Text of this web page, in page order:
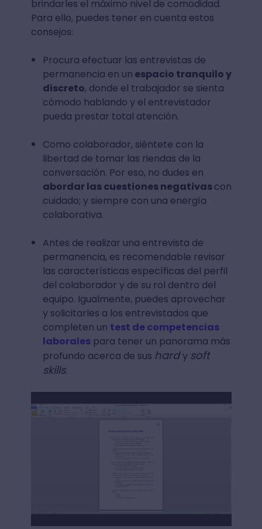
brindarles el máximo nivel de comodidad.
Para ello, puedes tener en cuenta estos
consejos:
Procura efectuar las entrevistas de
permanencia en un espacio tranquilo y
discreto, donde el trabajador se sienta
cómodo hablando y el entrevistador
pueda prestar total atención.
Como colaborador, siéntete con la
libertad de tomar las riendas de la
conversación. Por eso, no dudes en
abordar las cuestiones negativascon
cuidado; y siempre con una energía
colaborativa.
Antes de realizar una entrevista de
permanencia, es recomendable revisar
las características específicas del perfil
del colaborador y de su rol dentro del
equipo. Igualmente, puedes aprovechar
y solicitarles a los entrevistados que
completen un test de competencias
laboralespara tener un panorama más
profundo acerca de sus hardy soft
skills.